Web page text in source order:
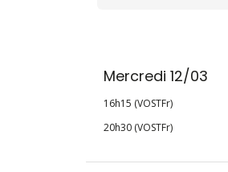
Mercredi 12/03
16h15 (VOSTFr)
20h30 (VOSTFr)